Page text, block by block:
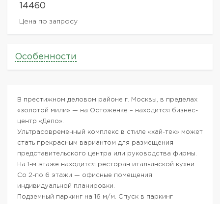
14460
Цена по запросу
Особенности
В престижном деловом районе г. Москвы, в пределах
«золотой мили» — на Остоженке – находится бизнес-
центр «Депо».
Ультрасовременный комплекс в стиле «хай-тек» может
стать прекрасным вариантом для размещения
представительского центра или руководства фирмы.
На 1-м этаже находится ресторан итальянской кухни.
Со 2-по 6 этажи — офисные помещения
индивидуальной планировки.
Подземный паркинг на 16 м/м. Спуск в паркинг